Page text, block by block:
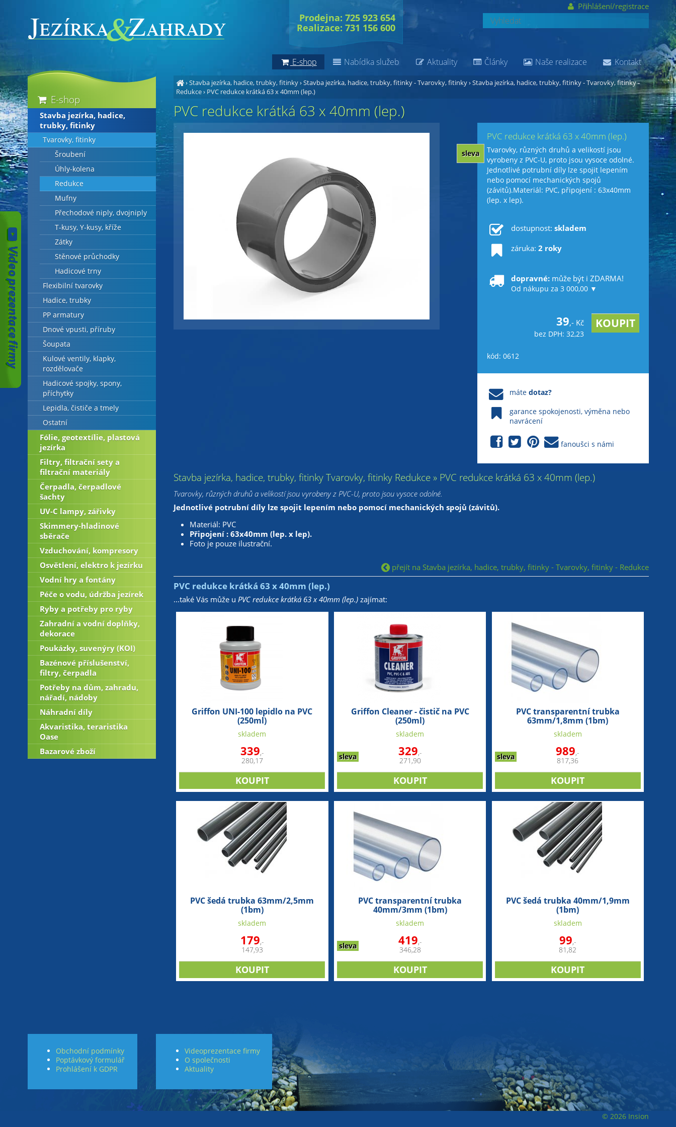
›Stavba jezírka, hadice, trubky, fitinky›Stavba jezírka, hadice, trubky, fitinky - Tvarovky, fitinky›Stavba jezírka, hadice, trubky, fitinky - Tvarovky, fitinky -
Redukce› PVC redukce krátká 63 x 40mm (lep.)
PVC redukce krátká 63 x 40mm (lep.)
PVC redukce krátká 63 x 40mm (lep.)
Tvarovky, různých druhů a velikostí jsou
vyrobeny z PVC-U, proto jsou vysoce odolné.
Jednotlivé potrubní díly lze spojit lepením
nebo pomocí mechanických spojů
(závitů).Materiál: PVC, připojení : 63x40mm
(lep. x lep).
sleva
dostupnost: skladem
záruka: 2 roky
dopravné: může být i ZDARMA!
Od nákupu za 3 000,00 ▼
39,- Kč
bez DPH: 32,23
kód: 0612
mátedotaz?
garance spokojenosti, výměna nebo
navrácení
fanoušci s námi
Stavba jezírka, hadice, trubky, fitinky Tvarovky, fitinky Redukce » PVC redukce krátká 63 x 40mm (lep.)
Tvarovky, různých druhů a velikostí jsou vyrobeny z PVC-U, proto jsou vysoce odolné.
Jednotlivé potrubní díly lze spojit lepením nebo pomocí mechanických spojů (závitů).
Materiál: PVC
Připojení : 63x40mm (lep. x lep).
Foto je pouze ilustrační.
přejít na Stavba jezírka, hadice, trubky, fitinky - Tvarovky, fitinky - Redukce
PVC redukce krátká 63 x 40mm (lep.)
...také Vás může u PVC redukce krátká 63 x 40mm (lep.)zajímat:
Griffon UNI-100 lepidlo na PVC
(250ml)
skladem
339,-
280,17
Griffon Cleaner - čistič na PVC
(250ml)
sleva
skladem
329,-
271,90
PVC transparentní trubka
63mm/1,8mm (1bm)
sleva
skladem
989,-
817,36
PVC šedá trubka 63mm/2,5mm
(1bm)
skladem
179,-
147,93
PVC transparentní trubka
40mm/3mm (1bm)
sleva
skladem
419,-
346,28
PVC šedá trubka 40mm/1,9mm
(1bm)
skladem
99,-
81,82
E-shop
Stavba jezírka, hadice,
trubky, fitinky
Tvarovky, fitinky
Šroubení
Úhly-kolena
Redukce
Mufny
Přechodové niply, dvojniply
T-kusy, Y-kusy, kříže
Zátky
Stěnové průchodky
Hadicové trny
Flexibilní tvarovky
Hadice, trubky
PP armatury
Dnové vpusti, příruby
Šoupata
Kulové ventily, klapky,
rozdělovače
Hadicové spojky, spony,
příchytky
Lepidla, čističe a tmely
Ostatní
Fólie, geotextílie, plastová
jezírka
Filtry, filtrační sety a
filtrační materiály
Čerpadla, čerpadlové
šachty
UV-C lampy, zářivky
Skimmery-hladinové
sběrače
Vzduchování, kompresory
Osvětlení, elektro k jezírku
Vodní hry a fontány
Péče o vodu, údržba jezírek
Ryby a potřeby pro ryby
Zahradní a vodní doplňky,
dekorace
Poukázky, suvenýry (KOI)
Bazénové příslušenství,
filtry, čerpadla
Potřeby na dům, zahradu,
nářadí, nádoby
Náhradní díly
Akvaristika, teraristika
Oase
Bazarové zboží
E-shop Nabídka služeb Aktuality Články Naše realizace Kontakt
Prodejna: 725 923 654
Realizace: 731 156 600
Přihlášení/registrace
Obchodní podmínky
Poptávkový formulář
Prohlášení k GDPR
Videoprezentace firmy
O společnosti
Aktuality
© 2026 Insion